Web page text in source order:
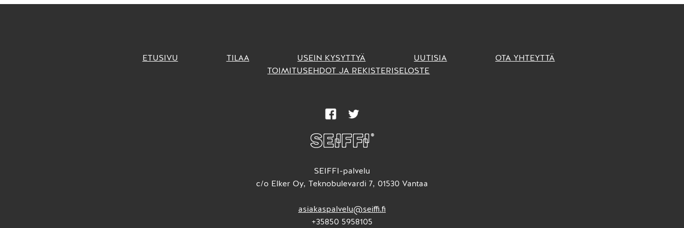
ETUSIVU TILAA USEIN KYSYTTYÄ UUTISIA
OTA YHTEYTTÄ
TOIMITUSEHDOT JA REKISTERISELOSTE
SEIFFI-palvelu
c/o Elker Oy, Teknobulevardi 7, 01530 Vantaa
asiakaspalvelu@seiffi.fi
+35850 5958105